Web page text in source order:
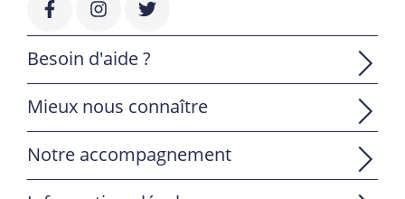
Besoin d'aide ?
Mieux nous connaître
Notre accompagnement